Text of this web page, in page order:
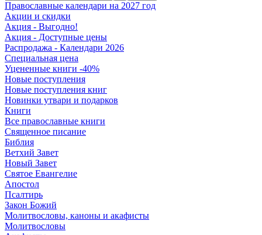
Православные календари на 2027 год
Акции и скидки
Акция - Выгодно!
Акция - Доступные цены
Распродажа - Календари 2026
Специальная цена
Уцененные книги -40%
Новые поступления
Новые поступления книг
Новинки утвари и подарков
Книги
Все православные книги
Священное писание
Библия
Ветхий Завет
Новый Завет
Святое Евангелие
Апостол
Псалтирь
Закон Божий
Молитвословы, каноны и акафисты
Молитвословы